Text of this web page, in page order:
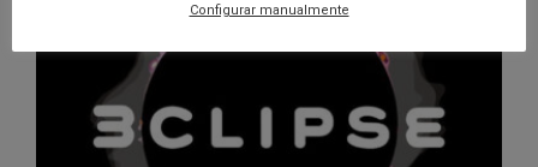
Configurar manualmente